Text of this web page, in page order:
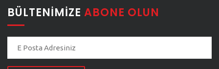
BÜLTENIMIZE ABONE OLUN